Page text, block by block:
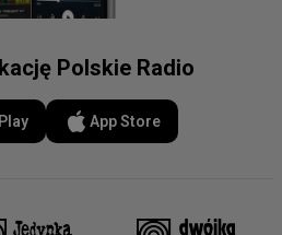
Polskie Radio
App Store